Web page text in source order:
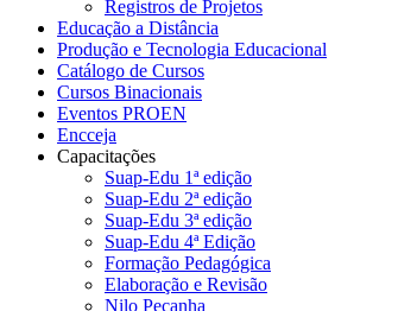
Registros de Projetos
Educação a Distância
Produção e Tecnologia Educacional
Catálogo de Cursos
Cursos Binacionais
Eventos PROEN
Encceja
Capacitações
Suap-Edu 1ª edição
Suap-Edu 2ª edição
Suap-Edu 3ª edição
Suap-Edu 4ª Edição
Formação Pedagógica
Elaboração e Revisão
Nilo Peçanha